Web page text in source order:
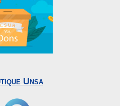
Unsa